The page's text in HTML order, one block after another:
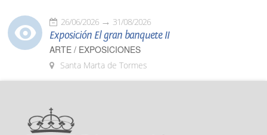
26/06/2026 31/08/2026
Exposición El gran banquete II
ARTE / EXPOSICIONES
Santa Marta de Tormes